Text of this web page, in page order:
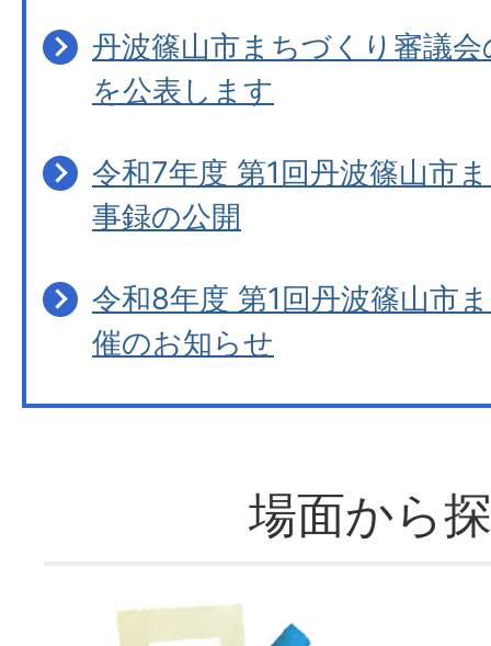
丹波篠山市まちづくり審議
を公表します
令和7年度 第1回丹波篠山市
事録の公開
令和8年度 第1回丹波篠山市
催のお知らせ
場面から